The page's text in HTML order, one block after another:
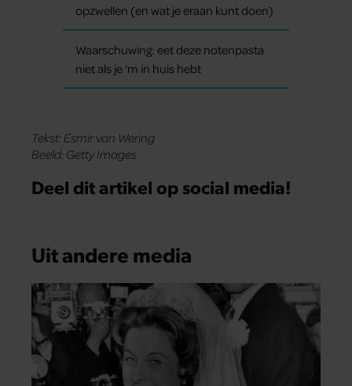
opzwellen (en wat je eraan kunt doen)
Waarschuwing: eet deze notenpasta
niet als je ‘m in huis hebt
Tekst: Esmir van Wering
Beeld: Getty Images
Deel dit artikel op social media!
Uit andere media